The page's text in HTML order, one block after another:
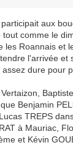
aux
comme le
les Roannais et
l'arrivée et
dure pour
Benjamin
TREPS
à Mauriac,
et Kévin